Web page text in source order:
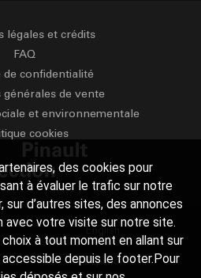
légales et crédits
FAQ
de confidentialité
générales de vente
et environnementale
cookies
English
Español
des cookies pour
à évaluer le trafic sur notre
d’autres sites, des annonces
avec votre visite sur notre site.
à tout moment en allant sur
depuis le footer.Pour